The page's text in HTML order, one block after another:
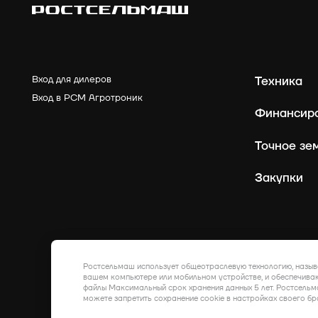
Вход для дилеров
Вход в РСМ Агротроник
Техника
Точное
Закупки
Ростсельмаш использует общеотраслевую технологию,
вашем компьютере или мобильном устройстве, и
файлы Максимальный срок хранения данных 5 лет.
можете запретить сохранение cookie в настройках своего